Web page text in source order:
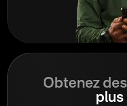
Obtenez
plus